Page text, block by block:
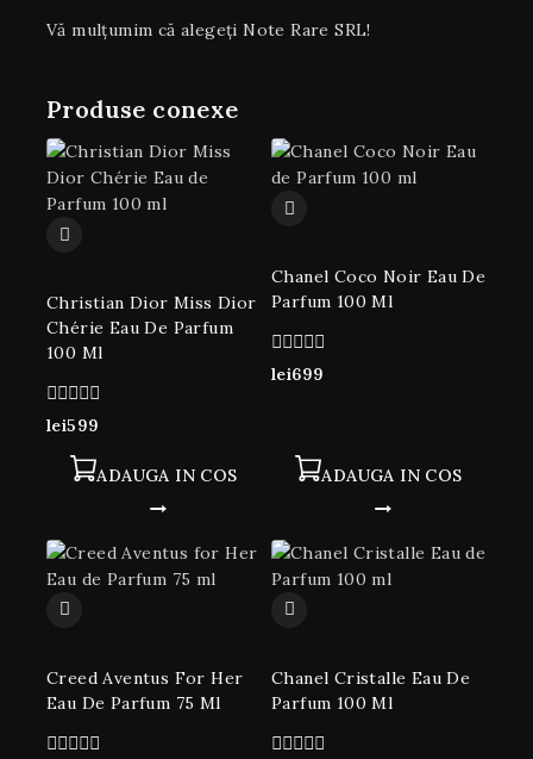
Vă mulțumim că alegeți Note Rare SRL!
Produse conexe
Christian Dior Miss Dior
Chérie Eau De Parfum
100 Ml
0
lei599
ADAUGA IN COS
Chanel Coco Noir Eau De
Parfum 100 Ml
0
lei699
ADAUGA IN COS
Creed Aventus For Her
Eau De Parfum 75 Ml
Chanel Cristalle Eau De
Parfum 100 Ml